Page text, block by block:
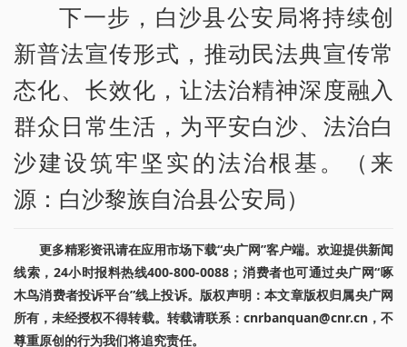
下一步，白沙县公安局将持续创
新普法宣传形式，推动民法典宣传常
态化、长效化，让法治精神深度融入
群众日常生活，为平安白沙、法治白
沙建设筑牢坚实的法治根基。（来
源：白沙黎族自治县公安局）
更多精彩资讯请在应用市场下载“央广网”客户端。欢迎提供新闻
线索，24小时报料热线400-800-0088；消费者也可通过央广网“啄
木鸟消费者投诉平台”线上投诉。版权声明：本文章版权归属央广网
所有，未经授权不得转载。转载请联系：cnrbanquan@cnr.cn，不
尊重原创的行为我们将追究责任。